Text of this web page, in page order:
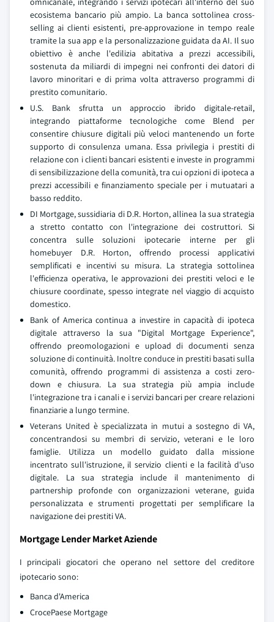
ecosistema bancario più ampio. La banca sottolinea cross-
selling ai clienti esistenti, pre-approvazione in tempo reale
tramite la sua app e la personalizzazione guidata da AI. Il suo
obiettivo è anche l'edilizia abitativa a prezzi accessibili,
sostenuta da miliardi di impegni nei confronti dei datori di
lavoro minoritari e di prima volta attraverso programmi di
prestito comunitario.
U.S. Bank sfrutta un approccio ibrido digitale-retail,
integrando piattaforme tecnologiche come Blend per
consentire chiusure digitali più veloci mantenendo un forte
supporto di consulenza umana. Essa privilegia i prestiti di
relazione con i clienti bancari esistenti e investe in programmi
di sensibilizzazione della comunità, tra cui opzioni di ipoteca a
prezzi accessibili e finanziamento speciale per i mutuatari a
basso reddito.
DI Mortgage, sussidiaria di D.R. Horton, allinea la sua strategia
a stretto contatto con l'integrazione dei costruttori. Si
concentra sulle soluzioni ipotecarie interne per gli
homebuyer D.R. Horton, offrendo processi applicativi
semplificati e incentivi su misura. La strategia sottolinea
l'efficienza operativa, le approvazioni dei prestiti veloci e le
chiusure coordinate, spesso integrate nel viaggio di acquisto
domestico.
Bank of America continua a investire in capacità di ipoteca
digitale attraverso la sua "Digital Mortgage Experience",
offrendo preomologazioni e upload di documenti senza
soluzione di continuità. Inoltre conduce in prestiti basati sulla
comunità, offrendo programmi di assistenza a costi zero-
down e chiusura. La sua strategia più ampia include
l'integrazione tra i canali e i servizi bancari per creare relazioni
finanziarie a lungo termine.
Veterans United è specializzata in mutui a sostegno di VA,
concentrandosi su membri di servizio, veterani e le loro
famiglie. Utilizza un modello guidato dalla missione
incentrato sull'istruzione, il servizio clienti e la facilità d'uso
digitale. La sua strategia include il mantenimento di
partnership profonde con organizzazioni veterane, guida
personalizzata e strumenti progettati per semplificare la
navigazione dei prestiti VA.
Mortgage Lender Market Aziende
I principali giocatori che operano nel settore del creditore
ipotecario sono:
Banca d'America
CrocePaese Mortgage